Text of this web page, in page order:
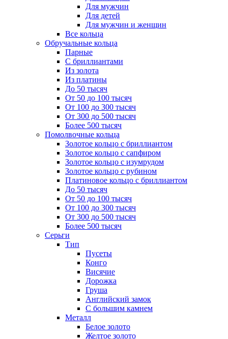
Для мужчин
Для детей
Для мужчин и женщин
Все кольца
Обручальные кольца
Парные
С бриллиантами
Из золота
Из платины
До 50 тысяч
От 50 до 100 тысяч
От 100 до 300 тысяч
От 300 до 500 тысяч
Более 500 тысяч
Помолвочные кольца
Золотое кольцо с бриллиантом
Золотое кольцо с сапфиром
Золотое кольцо с изумрудом
Золотое кольцо с рубином
Платиновое кольцо с бриллиантом
До 50 тысяч
От 50 до 100 тысяч
От 100 до 300 тысяч
От 300 до 500 тысяч
Более 500 тысяч
Серьги
Тип
Пусеты
Конго
Висячие
Дорожка
Груша
Английский замок
С большим камнем
Металл
Белое золото
Желтое золото